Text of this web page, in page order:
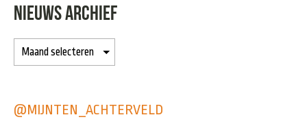
NIEUWS ARCHIEF
@MIJNTEN_ACHTERVELD